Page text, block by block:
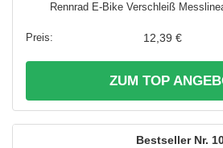
Rennrad E-Bike Verschleiß
12,39 €
ZUM TOP